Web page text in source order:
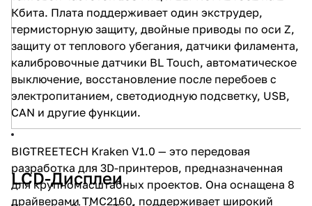
Кбита. Плата поддерживает один экструдер,
термисторную защиту, двойные приводы по оси Z,
защиту от теплового убегания, датчики филамента,
калибровочные датчики BL Touch, автоматическое
выключение, восстановление после перебоев с
электропитанием, светодиодную подсветку, USB,
CAN и другие функции.
BIGTREETECH Kraken V1.0 — это передовая
разработка для 3D-принтеров, предназначенная
для крупномасштабных проектов. Она оснащена 8
драйверами TMC2160, поддерживает широкий
LCD-Дисплеи